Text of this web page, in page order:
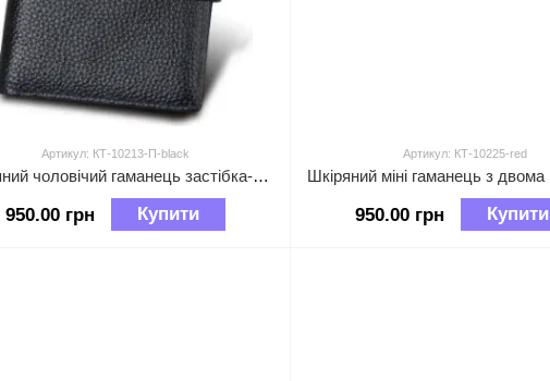
Артикул: КТ-10213-П-black
Шкіряний чоловічий гаманець застібка-клапан пухирчаста фактура А03-КТ-10213-П Чорний
950.00 грн Купити
Артикул: КТ-10225-red
950.00 грн Купити